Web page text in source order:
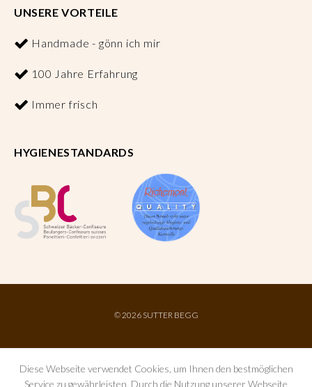
UNSERE VORTEILE
Handmade - gönn ich mir
100 Jahre Erfahrung
Immer frisch
HYGIENESTANDARDS
©2026 SUTTER BEGG
Diese Webseite verwendet Cookies, um Ihnen den bestmöglichen
Service zu gewährleisten. Durch die Nutzung unserer Webseite